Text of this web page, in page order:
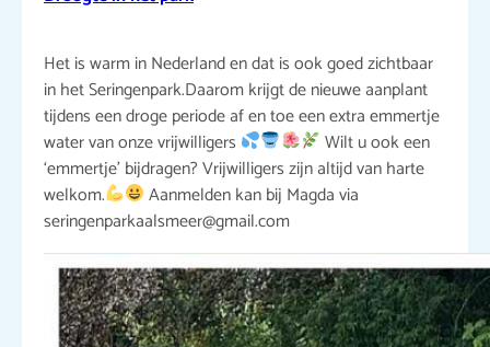
Het is warm in Nederland en dat is ook goed zichtbaar
in het Seringenpark.Daarom krijgt de nieuwe aanplant
tijdens een droge periode af en toe een extra emmertje
water van onze vrijwilligers
Wilt u ook een
‘emmertje’ bijdragen? Vrijwilligers zijn altijd van harte
welkom.
Aanmelden kan bij Magda via
seringenparkaalsmeer@gmail.com